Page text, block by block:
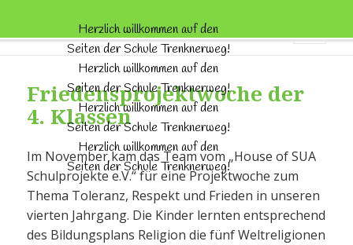
Schule Trenknerweg
Friedensprojektwoche der
4. Klassen
Im November kam das Team vom „House of SUA
Schulprojekte e.V.“ für eine Projektwoche zum
Thema Toleranz, Respekt und Frieden in unseren
vierten Jahrgang. Die Kinder lernten entsprechend
des Bildungsplans Religion die fünf Weltreligionen
Herzlich willkommen auf den
Seiten der Schule Trenknerweg!
Herzlich willkommen auf den
Seiten der Schule Trenknerweg!
Herzlich willkommen auf den
Seiten der Schule Trenknerweg!
Herzlich willkommen auf den
Seiten der Schule Trenknerweg!